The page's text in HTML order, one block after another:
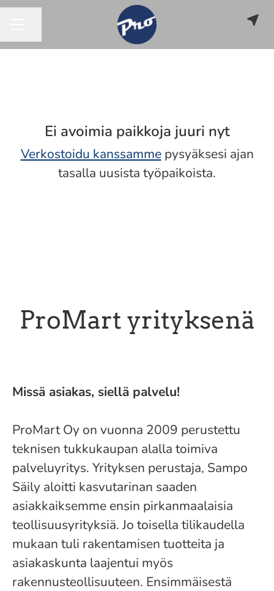
Ei avoimia paikkoja juuri nyt
Verkostoidu kanssammepysyäksesi ajan
tasalla uusista työpaikoista.
ProMart yrityksenä
Missä asiakas, siellä palvelu!
ProMart Oy on vuonna 2009 perustettu
teknisen tukkukaupan alalla toimiva
palveluyritys. Yrityksen perustaja, Sampo
Säily aloitti kasvutarinan saaden
asiakkaiksemme ensin pirkanmaalaisia
teollisuusyrityksiä. Jo toisella tilikaudella
mukaan tuli rakentamisen tuotteita ja
asiakaskunta laajentui myös
rakennusteollisuuteen. Ensimmäisestä